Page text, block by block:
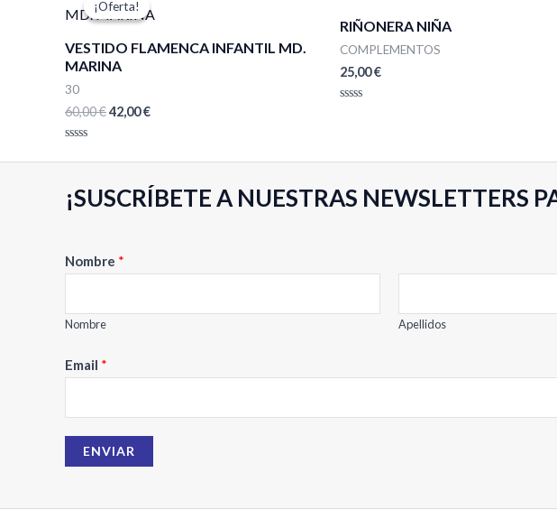
¡Oferta!
¡Oferta!
VESTIDO FLAMENCA INFANTIL MD.
MARINA
30
60,00€
original
60,00 €.
42,00€
actual
42,00 €.
con
5
RIÑONERA NIÑA
COMPLEMENTOS
25,00€
¡SUSCRÍBETE A NUESTRAS NEWSLETTERS
o
b
e
m
i
Nombre *
Nombre Apellidos
Email *
ENVIAR